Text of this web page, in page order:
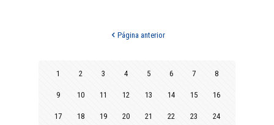
Página anterior
1 2 3 4 5 6 7 8
9 10 11 12 13 14 15 16
17 18 19 20 21 22 23 24